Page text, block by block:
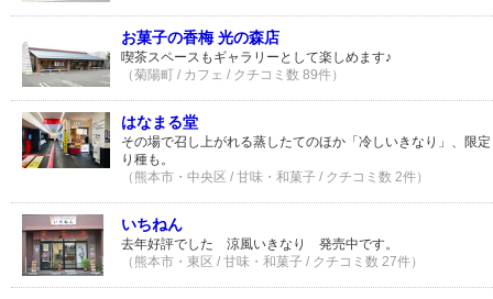
お菓子の香梅 光の森店
喫茶スペースもギャラリーとして楽しめます♪
（菊陽町 / カフェ / クチコミ数 89件）
はなまる堂
その場で召し上がれる蒸したてのほか「冷しいきなり」、限
り種も。
（熊本市・中央区 / 甘味・和菓子 / クチコミ数 2件）
いちねん
去年好評でした 涼風いきなり 発売中です。
（熊本市・東区 / 甘味・和菓子 / クチコミ数 27件）